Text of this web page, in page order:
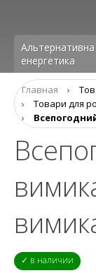
Альтернативна
енергетика
Главная ›
›
Товари для
›
✓ в наличии